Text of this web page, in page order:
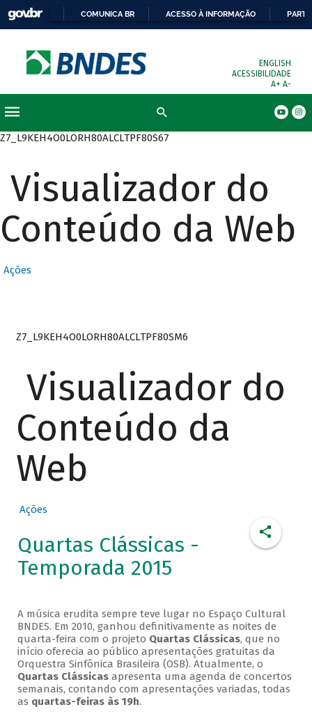
COMUNICA BR ACESSO À INFORMAÇÃO
ENGLISH
ACESSIBILIDADE
A+ A-
Z7_L9KEH4O0LORH80ALCLTPF80S67
Visualizador do
Conteúdo da Web
Ações
Z7_L9KEH4O0LORH80ALCLTPF80SM6
Visualizador do
Conteúdo da
Web
Ações
Quartas Clássicas -
Temporada 2015
A música erudita sempre teve lugar no Espaço Cultural
BNDES. Em 2010, ganhou definitivamente as noites de
quarta-feira com o projeto Quartas Clássicas, que no
início oferecia ao público apresentações gratuitas da
Orquestra Sinfônica Brasileira (OSB). Atualmente, o
Quartas Clássicasapresenta uma agenda de concertos
semanais, contando com apresentações variadas, todas
as quartas-feiras às 19h.